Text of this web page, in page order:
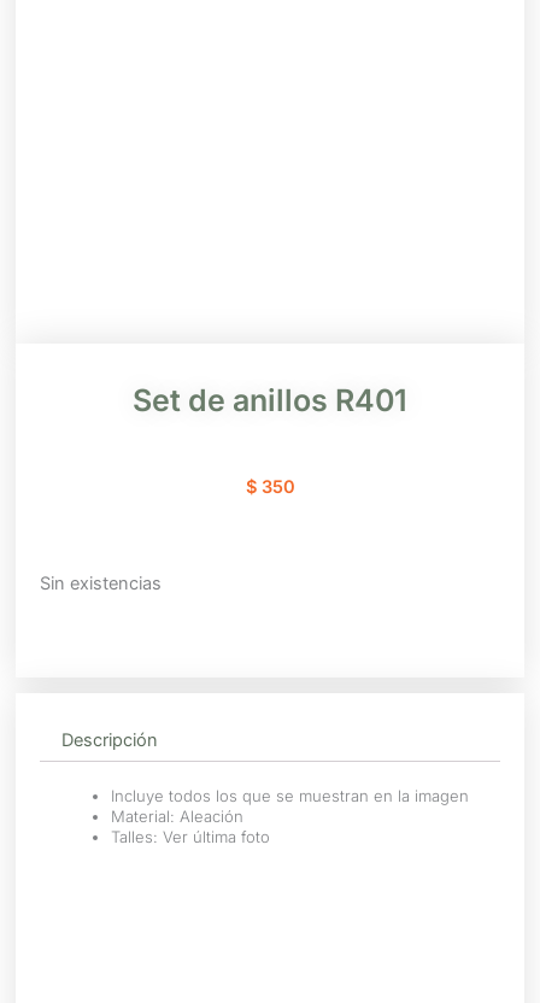
Set de anillos R401
$350
Sin existencias
Descripción
Incluye todos los que se muestran en la imagen
Material: Aleación
Talles: Ver última foto